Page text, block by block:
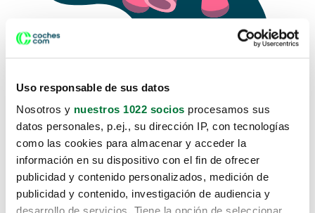
Uso responsable de sus datos
Nosotros y nuestros 1022 socios procesamos sus
datos personales, p.ej., su dirección IP, con tecnologías
como las cookies para almacenar y acceder la
información en su dispositivo con el fin de ofrecer
publicidad y contenido personalizados, medición de
publicidad y contenido, investigación de audiencia y
Lo sentimos, no sabemos como
te hemos traido hasta aquí.